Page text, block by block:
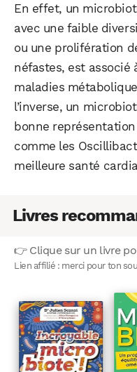
En effet, un
avec une faible
ou une prolifération
néfastes, est associé
maladies
l’inverse, un
bonne
comme les
meilleure santé
Livres
👉 Clique sur un livre
Lien affilié : merci pour ton